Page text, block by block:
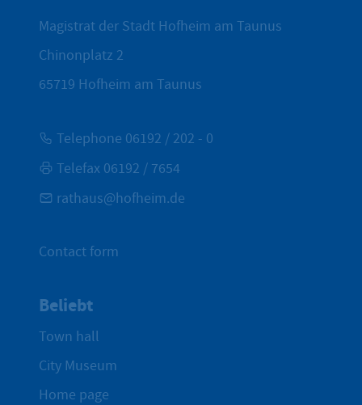
Magistrat der Stadt Hofheim am Taunus
Chinonplatz 2
65719 Hofheim am Taunus
Telephone 06192 / 202 - 0
Telefax 06192 / 7654
rathaus@hofheim.de
Contact form
Beliebt
Town hall
City Museum
Home page